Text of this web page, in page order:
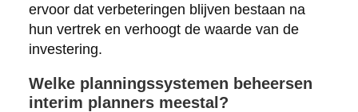
ervoor dat verbeteringen blijven bestaan na
hun vertrek en verhoogt de waarde van de
investering.
Welke planningssystemen beheersen
interim planners meestal?